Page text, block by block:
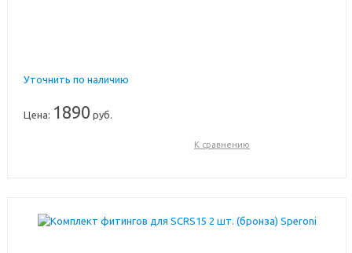
Уточнить по наличию
Цена: 1890 руб.
К сравнению